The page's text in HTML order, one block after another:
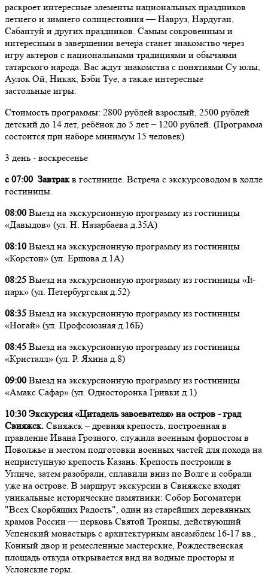
раскроет интересные элементы национальных праздников
летнего и зимнего солнцестояния — Навруз, Нардуган,
Сабантуй и других праздников. Самым сокровенным и
интересным в завершении вечера станет знакомство через
игру актеров с национальными традициями и обычаями
татарского народа. Вас ждут знакомства с понятиями Су юлы,
Аулок Ой, Никах, Бэби Туе, а также интересные
застольные игры.
Стоимость программы: 2800 рублей взрослый, 2500 рублей
детский до 14 лет, ребёнок до 5 лет – 1200 рублей. (Программа
состоится при наборе минимум 15 человек).
3 день - воскресенье
с 07:00 Завтракв гостинице. Встреча с экскурсоводом в холле
гостиницы.
08:00 Выезд на экскурсионную программу из гостиницы
«Давыдов» (ул. Н. Назарбаева д.35А)
08:10 Выезд на экскурсионную программу из гостиницы
«Корстон» (ул. Ершова д.1А)
08:25 Выезд на экскурсионную программу из гостиницы «It-
парк» (ул. Петербургская д.52)
08:35 Выезд на экскурсионную программу из гостиницы
«Ногай» (ул. Профсоюзная д.16Б)
08:45 Выезд на экскурсионную программу из гостиницы
«Кристалл» (ул. Р. Яхина д.8)
09:00 Выезд на экскурсионную программу из гостиницы
«Амакс Сафар» (ул. Односторонка Гривки д.1)
10:30 Экскурсия «Цитадель завоевателя» на остров - град
Свияжск. Свияжск – древняя крепость, построенная в
правление Ивана Грозного, служила военным форпостом в
Поволжье и местом подготовки военных частей для похода на
неприступную крепость Казань. Крепость построили в
Угличе, затем разобрали, сплавили вниз по Волге и собрали
уже на острове. В маршрут экскурсии в Свияжске входят
уникальные исторические памятники: Собор Богоматери
"Всех Скорбящих Радость", один из старейших деревянных
храмов России — церковь Святой Троицы, действующий
Успенский монастырь с архитектурным ансамблем 16-17 вв.,
Конный двор и ремесленные мастерские, Рождественская
площадь откуда открывается вид на водные просторы и
Услонские горы.